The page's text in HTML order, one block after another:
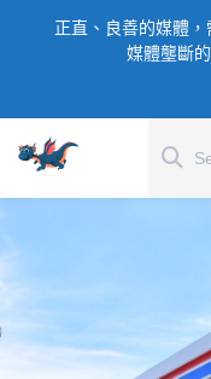
正直、良善的媒體
媒體壟斷